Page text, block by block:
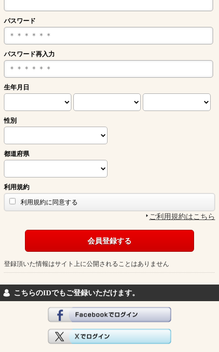
パスワード
パスワード再入力
生年月日
性別
都道府県
利用規約
利用規約に同意する
ご利用規約はこちら
登録頂いた情報はサイト上に公開されることはありません
こちらのIDでもご登録いただけます。
Facebookでログイン